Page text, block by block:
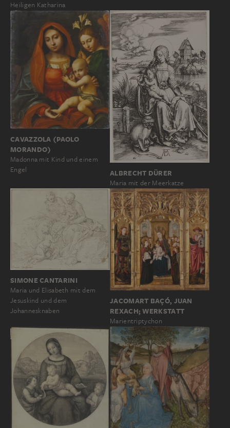
Heiligen Katharina
CAVAZZOLA (PAOLO
MORANDO)
Madonna mit Kind und einem
Engel
ALBRECHT DÜRER
Maria mit der Meerkatze
SIMONE CANTARINI
Maria und Elisabeth mit dem
Jesuskind und dem
Johannesknaben
JACOMART BAÇÓ, JUAN
REXACH; WERKSTATT
Marientriptychon